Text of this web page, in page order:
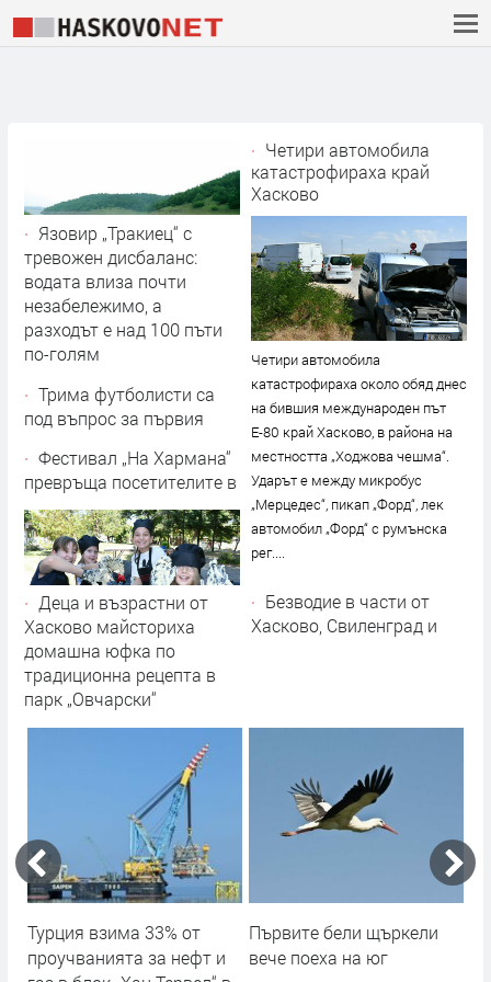
Язовир „Тракиец“ с
тревожен дисбаланс:
водата влиза почти
незабележимо, а
разходът е над 100 пъти
по-голям
Трима футболисти са
под въпрос за първия
през новата кампания
Фестивал „На Хармана“
превръща посетителите в
участници – традициите
оживяват
Деца и възрастни от
Хасково майсториха
домашна юфка по
традиционна рецепта в
парк „Овчарски“
Четири автомобила
катастрофираха край
Хасково
Четири автомобила
катастрофираха около обяд днес
на бившия международен път
Е-80 край Хасково, в района на
местността „Ходжова чешма“.
Ударът е между микробус
„Мерцедес“, пикап „Форд“, лек
автомобил „Форд“ с румънска
рег....
Безводие в части от
Хасково, Свиленград и
Турция взима 33% от
проучванията за нефт и
Първите бели щъркели
вече поеха на юг